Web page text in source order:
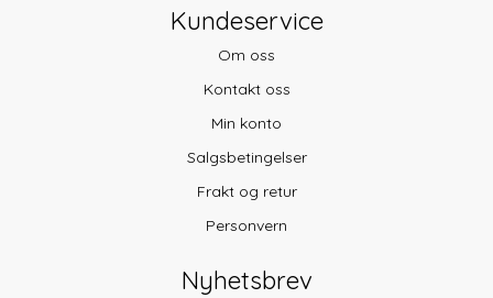
Kundeservice
Om oss
Kontakt oss
Min konto
Salgsbetingelser
Frakt og retur
Personvern
Nyhetsbrev